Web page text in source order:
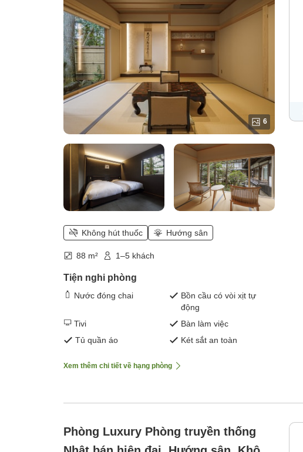
tòa nhà chính】)
6
Không hút thuốc Hướng sân
88 m² 1–5 khách
Tiện nghi phòng
Nước đóng chai
Bồn cầu có vòi xịt tự
động
Tivi
Bàn làm việc
Tủ quần áo
Két sắt an toàn
Xem thêm chi tiết về hạng phòng
Phòng Luxury Phòng truyền thống